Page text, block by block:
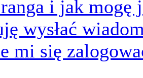
i jak mogę
wysłać
mi się